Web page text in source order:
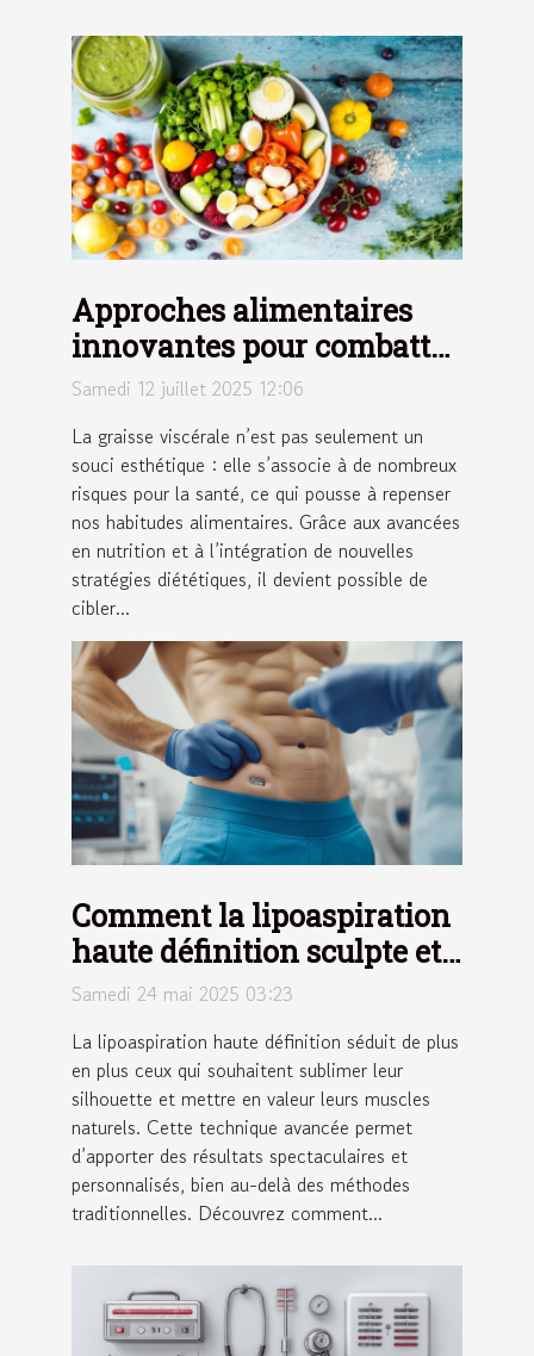
Approches alimentaires
innovantes pour combattre
la graisse viscérale
Samedi 12 juillet 2025 12:06
La graisse viscérale n’est pas seulement un
souci esthétique : elle s’associe à de nombreux
risques pour la santé, ce qui pousse à repenser
nos habitudes alimentaires. Grâce aux avancées
en nutrition et à l’intégration de nouvelles
stratégies diététiques, il devient possible de
cibler...
Comment la lipoaspiration
haute définition sculpte et
transforme la silhouette
Samedi 24 mai 2025 03:23
La lipoaspiration haute définition séduit de plus
en plus ceux qui souhaitent sublimer leur
silhouette et mettre en valeur leurs muscles
naturels. Cette technique avancée permet
d’apporter des résultats spectaculaires et
personnalisés, bien au-delà des méthodes
traditionnelles. Découvrez comment...